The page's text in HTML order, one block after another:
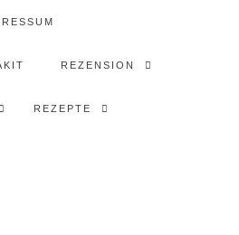
REZENSION
REZEPTE